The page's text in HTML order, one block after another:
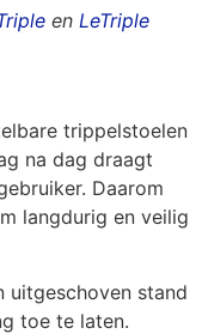
en LeTriple
trippelstoelen
na dag draagt
Daarom
langdurig en veilig
uitgeschoven stand
toe te laten.